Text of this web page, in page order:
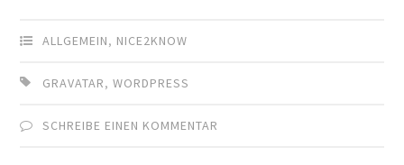
ALLGEMEIN, NICE2KNOW
GRAVATAR,WORDPRESS
SCHREIBE EINEN KOMMENTAR